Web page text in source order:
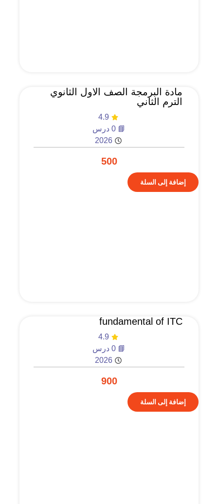
مادة البرمجة الصف الاول الثانوي
الترم الثاني
4.9
📘 0 درس
2026
إضافة إلى السلة
500
fundamental of ITC
4.9
📘 0 درس
2026
إضافة إلى السلة
900